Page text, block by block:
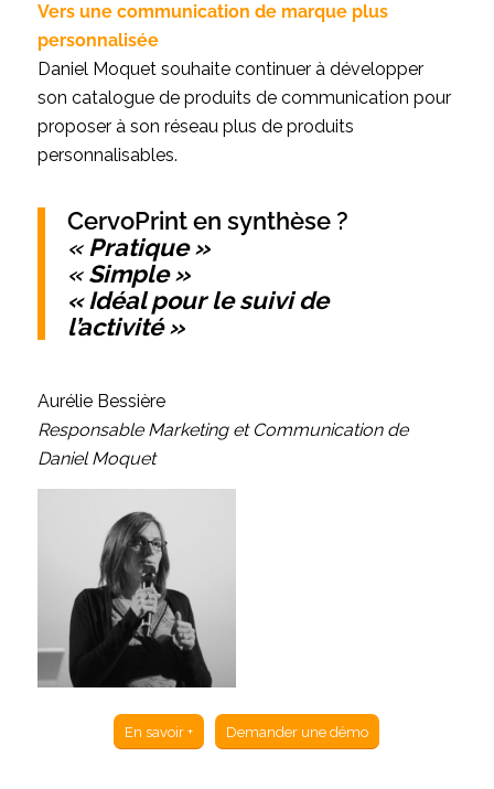
Vers une communication de marque plus
personnalisée
Daniel Moquet souhaite continuer à développer
son catalogue de produits de communication pour
proposer à son réseau plus de produits
personnalisables.
CervoPrint en synthèse ?
« Pratique »
«Simple »
« Idéal pour le suivi de
l’activité »
Aurélie Bessière
Responsable Marketing et Communication de
Daniel Moquet
En savoir + Demander une démo